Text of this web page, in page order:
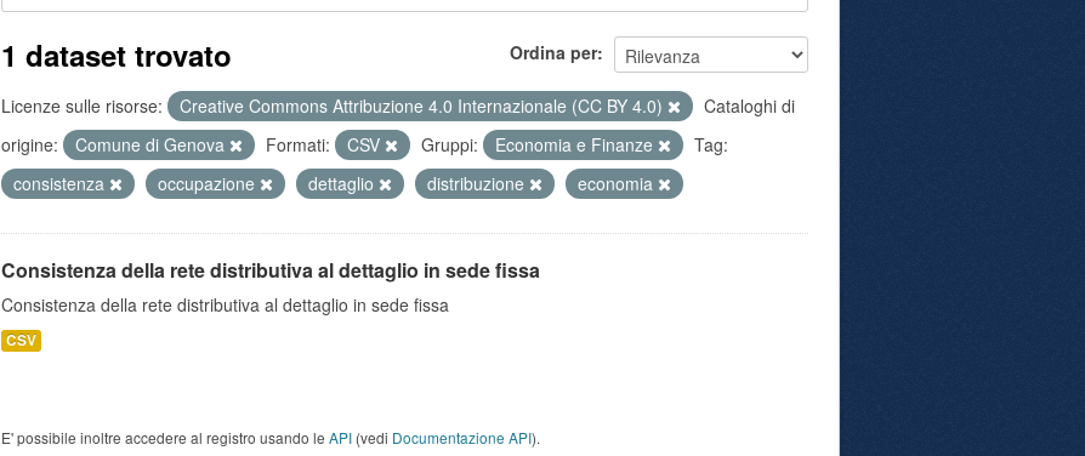
Ordina per
1 dataset trovato
Licenze sulle risorse: Creative Commons Attribuzione 4.0 Internazionale (CC BY 4.0)
Cataloghi di
origine:
Comune di Genova Formati: CSV Gruppi: Economia e Finanze
Tag:
consistenza
occupazione dettaglio distribuzione economia
Consistenza della rete distributiva al dettaglio in sede fissa
Consistenza della rete distributiva al dettaglio in sede fissa
CSV
E' possibile inoltre accedere al registro usando le API (vedi Documentazione API).